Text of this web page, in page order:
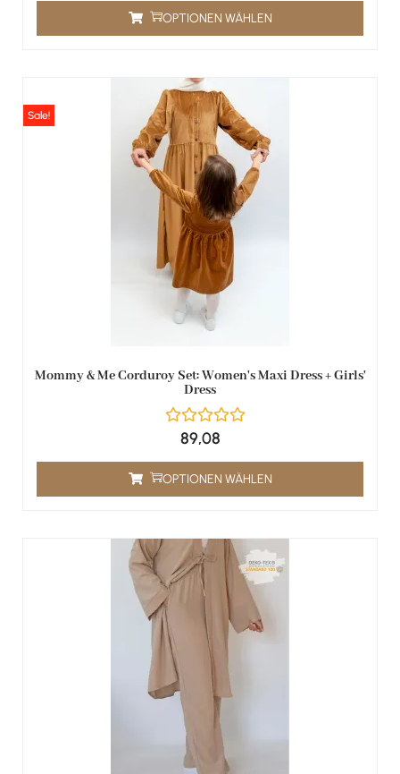
OPTIONEN WÄHLEN
Mommy & Me Corduroy Set: Women's Maxi Dress + Girls'
Dress
Sale!
89,08
OPTIONEN WÄHLEN